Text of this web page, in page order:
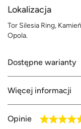
Lokalizacja
Tor Silesia Ring,
Opola.
Dostępne warianty
Więcej informacji
Opinie